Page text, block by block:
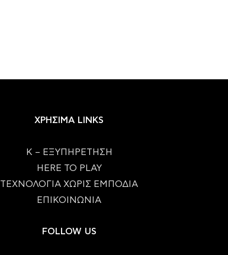
ΧΡΗΣΙΜΑ LINKS
Κ – ΕΞΥΠΗΡΕΤΗΣΗ
HERE TO PLAY
ΤΕΧΝΟΛΟΓΙΑ ΧΩΡΙΣ ΕΜΠΟΔΙΑ
ΕΠΙΚΟΙΝΩΝΙΑ
FOLLOW US